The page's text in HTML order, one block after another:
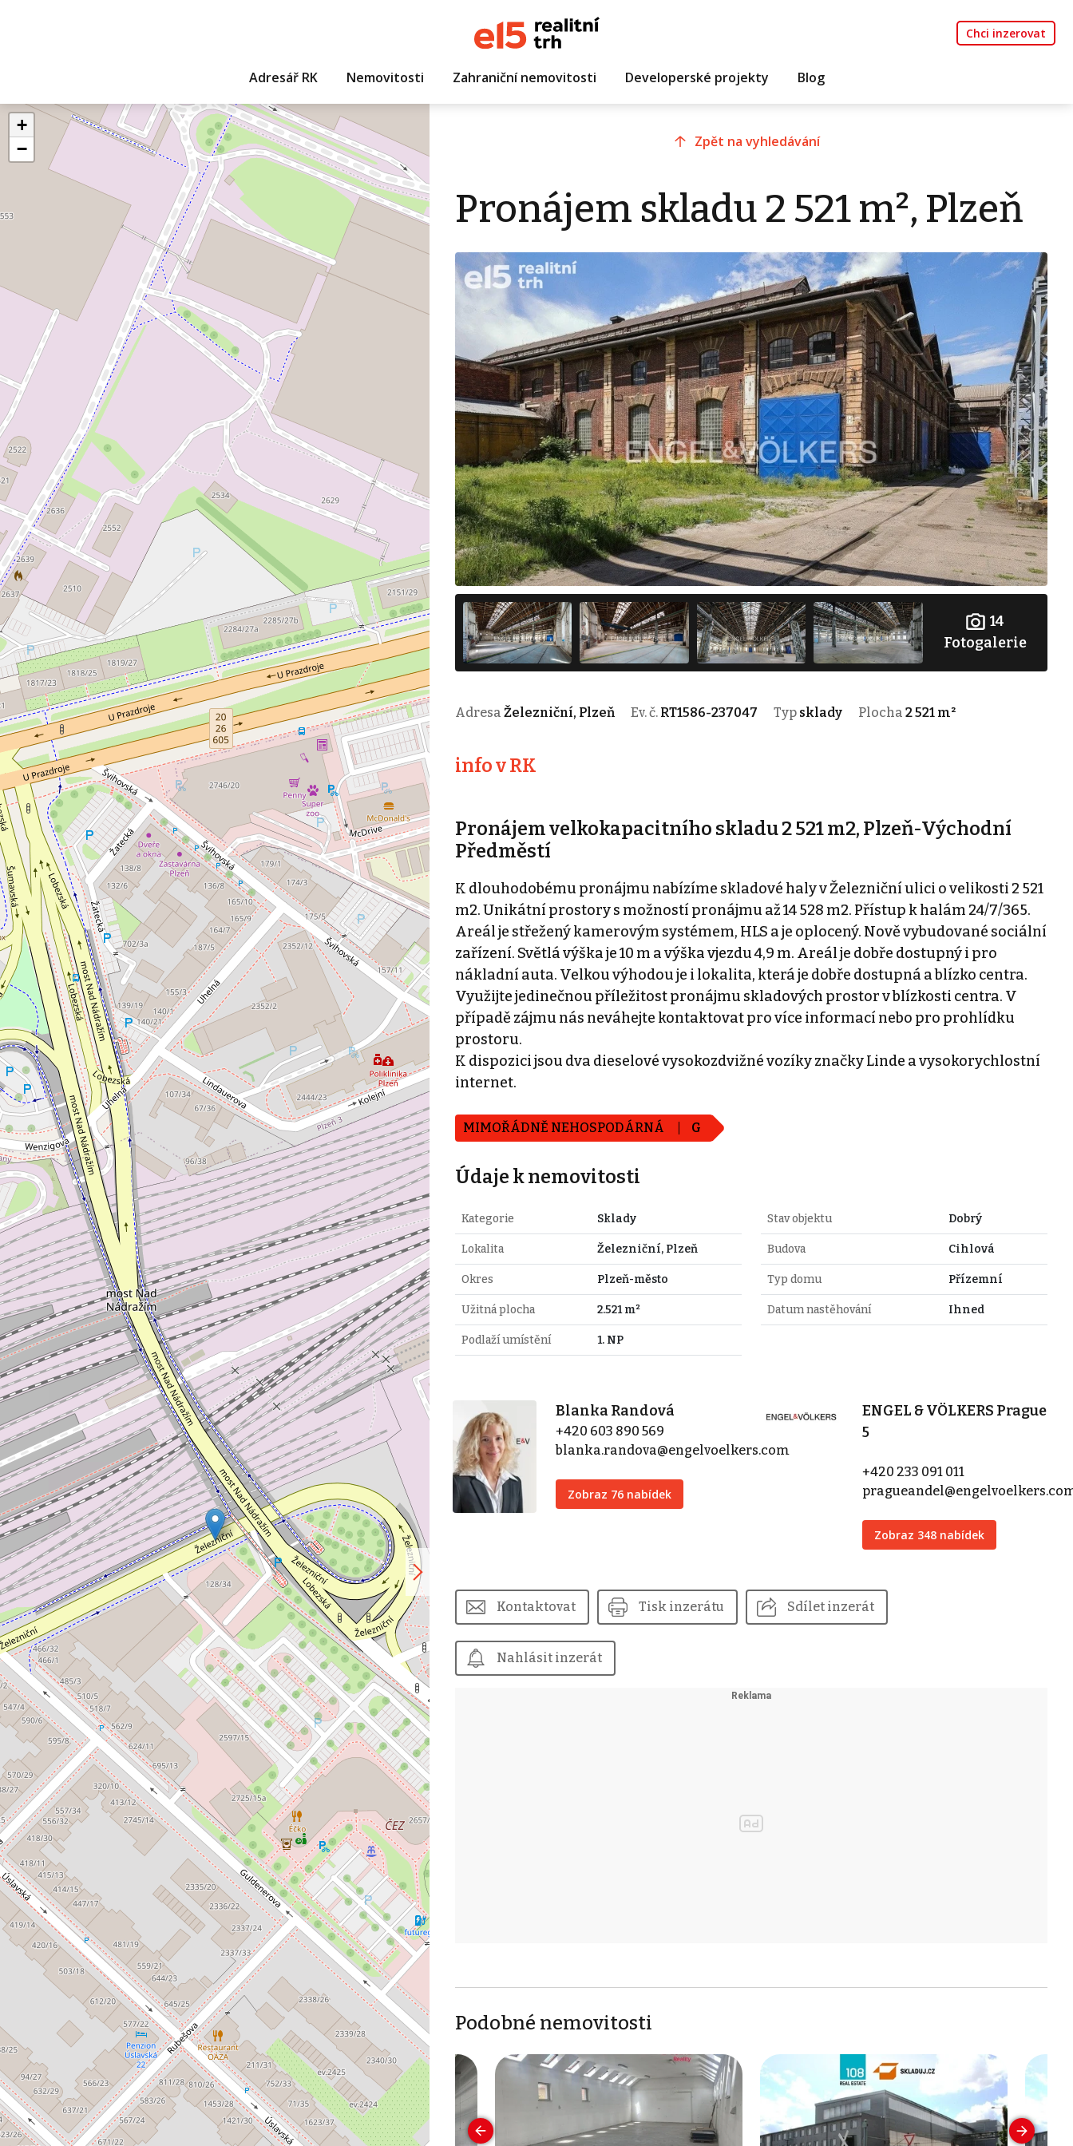
Chci inzerovat
Adresář RK Nemovitosti Zahraniční nemovitosti Developerské projekty Blog
+
−
Zpět na vyhledávání
Pronájem skladu 2 521 m², Plzeň
14
Fotogalerie
Adresa Železniční, Plzeň Ev. č. RT1586-237047 Typ sklady Plocha 2 521 m²
info v RK
Pronájem velkokapacitního skladu 2 521 m2, Plzeň-Východní
Předměstí
K dlouhodobému pronájmu nabízíme skladové haly v Železniční ulici o velikosti 2 521
m2. Unikátní prostory s možností pronájmu až 14 528 m2. Přístup k halám 24/7/365.
Areál je střežený kamerovým systémem, HLS a je oplocený. Nově vybudované sociální
zařízení. Světlá výška je 10 m a výška vjezdu 4,9 m. Areál je dobře dostupný i pro
nákladní auta. Velkou výhodou je i lokalita, která je dobře dostupná a blízko centra.
Využijte jedinečnou příležitost pronájmu skladových prostor v blízkosti centra. V
případě zájmu nás neváhejte kontaktovat pro více informací nebo pro prohlídku
prostoru.
K dispozici jsou dva dieselové vysokozdvižné vozíky značky Linde a vysokorychlostní
internet.
MIMOŘÁDNĚ NEHOSPODÁRNÁ G
Údaje k nemovitosti
Kategorie Sklady
Lokalita Železniční, Plzeň
Okres Plzeň-město
Užitná plocha 2.521 m²
Podlaží umístění 1. NP
Stav objektu Dobrý
Budova Cihlová
Typ domu Přízemní
Datum nastěhování Ihned
Blanka Randová
+420 603 890 569
blanka.randova@engelvoelkers.com
Zobraz 76 nabídek
ENGEL & VÖLKERS Prague
5
+420 233 091 011
Zobraz 348 nabídek
Kontaktovat Tisk inzerátu Sdílet inzerát
Nahlásit inzerát
Podobné nemovitosti